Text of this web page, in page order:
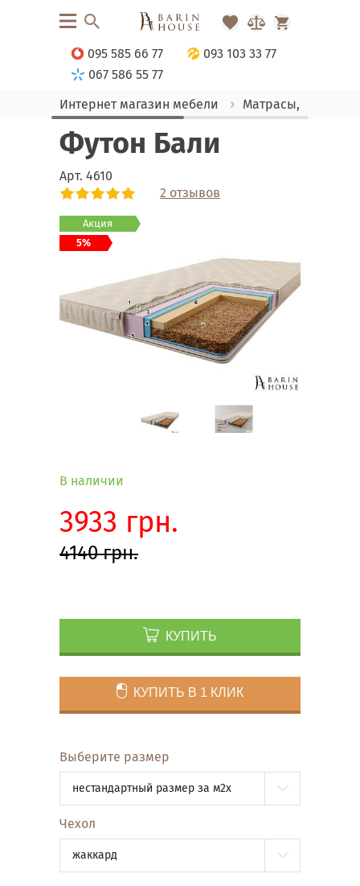
095 585 66 77
093 103 33 77
067 586 55 77
Интернет магазин мебели
Матрасы, текстиль
Футон Бали
Арт. 4610
2 отзывов
Акция
5%
Link
Link
В наличии
3933 грн.
4140 грн.
КУПИТЬ
КУПИТЬ В 1 КЛИК
Выберите размер
нестандартный размер за м2x
Чехол
жаккард